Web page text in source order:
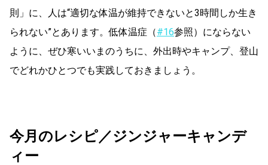
則」に、人は“適切な体温が維持できないと3時間しか生き
られない”とあります。低体温症（#16参照）にならない
ように、ぜひ寒いいまのうちに、外出時やキャンプ、登山
でどれかひとつでも実践しておきましょう。
今月のレシピ／ジンジャーキャンデ
ィー